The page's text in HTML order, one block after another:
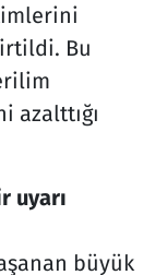
Bu
azalttığı
uyarı
büyük